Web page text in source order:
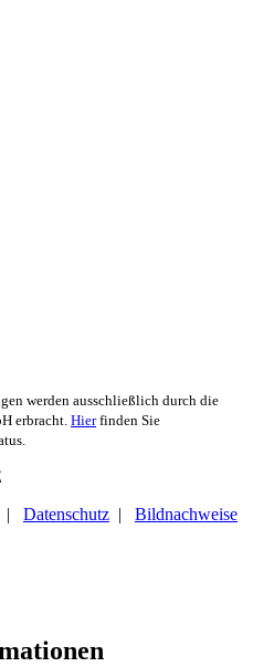
werden ausschließlich durch die
erbracht. Hierfinden Sie
| Datenschutz | Bildnachweise